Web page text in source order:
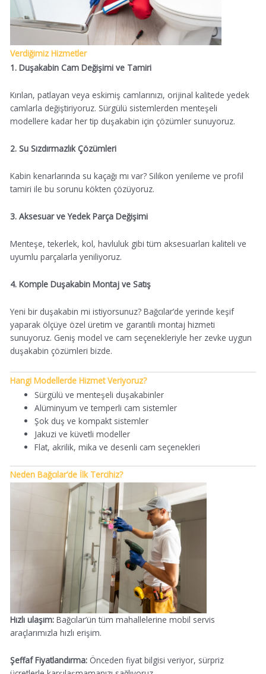
Verdiğimiz Hizmetler
1. Duşakabin Cam Değişimi ve Tamiri
Kırılan, patlayan veya eskimiş camlarınızı, orijinal kalitede yedek
camlarla değiştiriyoruz. Sürgülü sistemlerden menteşeli
modellere kadar her tip duşakabin için çözümler sunuyoruz.
2. Su Sızdırmazlık Çözümleri
Kabin kenarlarında su kaçağı mı var? Silikon yenileme ve profil
tamiri ile bu sorunu kökten çözüyoruz.
3. Aksesuar ve Yedek Parça Değişimi
Menteşe, tekerlek, kol, havluluk gibi tüm aksesuarları kaliteli ve
uyumlu parçalarla yeniliyoruz.
4. Komple Duşakabin Montaj ve Satış
Yeni bir duşakabin mi istiyorsunuz? Bağcılar’de yerinde keşif
yaparak ölçüye özel üretim ve garantili montaj hizmeti
sunuyoruz. Geniş model ve cam seçenekleriyle her zevke uygun
duşakabin çözümleri bizde.
Hangi Modellerde Hizmet Veriyoruz?
Sürgülü ve menteşeli duşakabinler
Alüminyum ve temperli cam sistemler
Şok duş ve kompakt sistemler
Jakuzi ve küvetli modeller
Flat, akrilik, mika ve desenli cam seçenekleri
Neden Bağcılar’de İlk Tercihiz?
Hızlı ulaşım:Bağcılar’ün tüm mahallelerine mobil servis
araçlarımızla hızlı erişim.
Şeffaf Fiyatlandırma: Önceden fiyat bilgisi veriyor, sürpriz